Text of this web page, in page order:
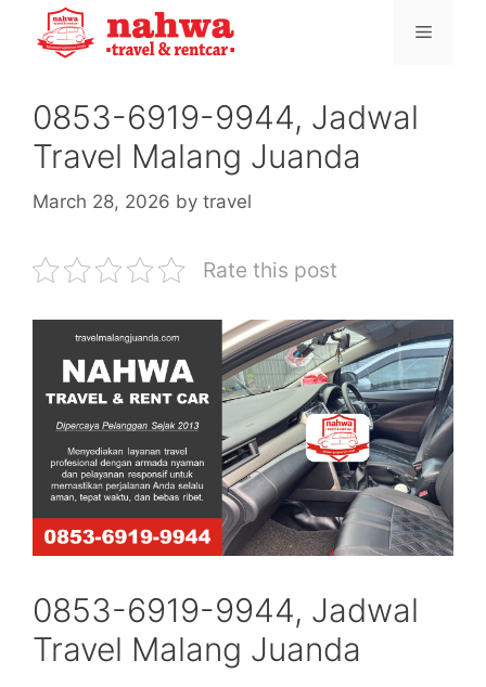
Menu
0853-6919-9944, Jadwal
Travel Malang Juanda
March 28, 2026 by travel
Rate this post
0853-6919-9944, Jadwal
Travel Malang Juanda